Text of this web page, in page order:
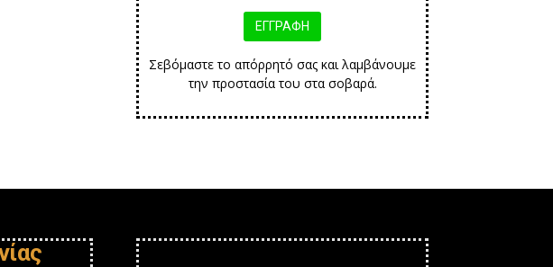
Σεβόμαστε το απόρρητό σας και λαμβάνουμε
την προστασία του στα σοβαρά.